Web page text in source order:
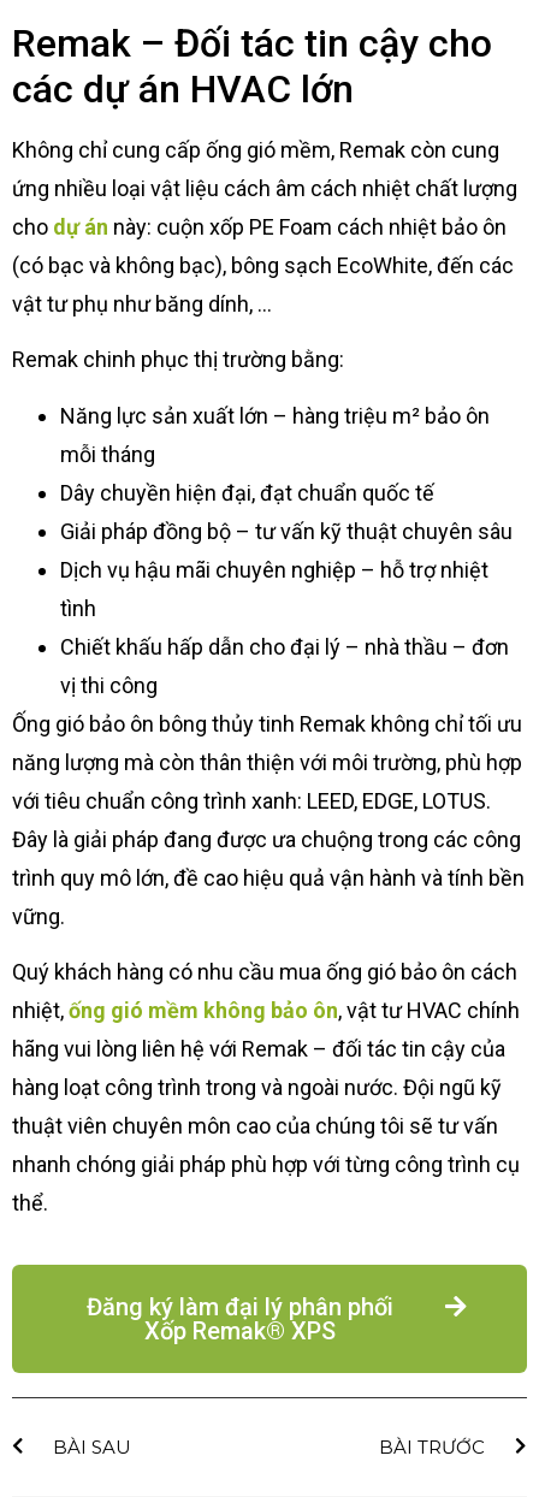
Remak – Đối tác tin cậy cho
các dự án HVAC lớn
Không chỉ cung cấp ống gió mềm, Remak còn cung
ứng nhiều loại vật liệu cách âm cách nhiệt chất lượng
cho dự án này: cuộn xốp PE Foam cách nhiệt bảo ôn
(có bạc và không bạc), bông sạch EcoWhite, đến các
vật tư phụ như băng dính, …
Remak chinh phục thị trường bằng:
Năng lực sản xuất lớn – hàng triệu m² bảo ôn
mỗi tháng
Dây chuyền hiện đại, đạt chuẩn quốc tế
Giải pháp đồng bộ – tư vấn kỹ thuật chuyên sâu
Dịch vụ hậu mãi chuyên nghiệp – hỗ trợ nhiệt
tình
Chiết khấu hấp dẫn cho đại lý – nhà thầu – đơn
vị thi công
Ống gió bảo ôn bông thủy tinh Remak không chỉ tối ưu
năng lượng mà còn thân thiện với môi trường, phù hợp
với tiêu chuẩn công trình xanh: LEED, EDGE, LOTUS.
Đây là giải pháp đang được ưa chuộng trong các công
trình quy mô lớn, đề cao hiệu quả vận hành và tính bền
vững.
Quý khách hàng có nhu cầu mua ống gió bảo ôn cách
nhiệt,ống gió mềm không bảo ôn, vật tư HVAC chính
hãng vui lòng liên hệ với Remak – đối tác tin cậy của
hàng loạt công trình trong và ngoài nước. Đội ngũ kỹ
thuật viên chuyên môn cao của chúng tôi sẽ tư vấn
nhanh chóng giải pháp phù hợp với từng công trình cụ
thể.
Đăng ký làm đại lý phân phối
Xốp Remak® XPS
BÀI SAU BÀI TRƯỚC